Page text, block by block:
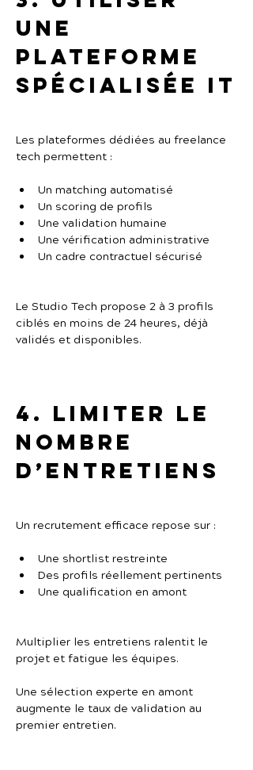
une
plateforme
spécialisée IT
Les plateformes dédiées au freelance
tech permettent :
Un matching automatisé
Un scoring de profils
Une validation humaine
Une vérification administrative
Un cadre contractuel sécurisé
Le Studio Tech propose 2 à 3 profils
ciblés en moins de 24 heures, déjà
validés et disponibles.
4. Limiter le
nombre
d’entretiens
Un recrutement efficace repose sur :
Une shortlist restreinte
Des profils réellement pertinents
Une qualification en amont
Multiplier les entretiens ralentit le
projet et fatigue les équipes.
Une sélection experte en amont
augmente le taux de validation au
premier entretien.